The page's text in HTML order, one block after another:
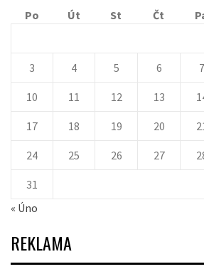
Po
Út St Čt
3 4 5 6 7
10 11 12 13
17 18 19 20
24 25 26 27
31
« Úno
REKLAMA